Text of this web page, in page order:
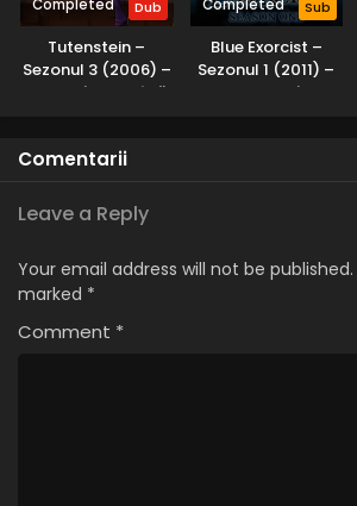
Completed Dub
Tutenstein –
Sezonul 3 (2006) –
Dublat în Română
Completed Sub
Blue Exorcist –
Sezonul 1 (2011) –
Subtitrat în
Comentarii
Leave a Reply
Your email address will not be published.
marked *
Comment *